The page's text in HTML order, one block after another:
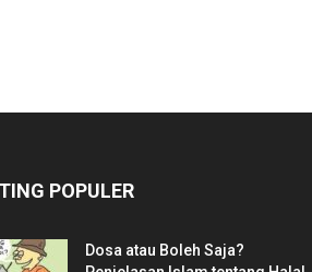
POPULER
Dosa atau Boleh Saja?